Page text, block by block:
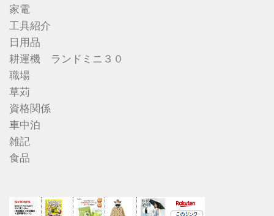
家電
工具紹介
日用品
耕運機 ランドミニ３０
職場
草苅
資格関係
車中泊
雑記
食品